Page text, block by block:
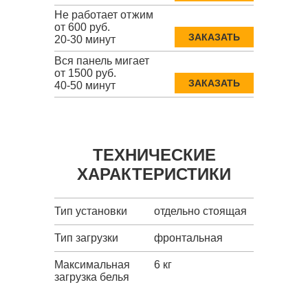
Не работает отжим
от 600 руб.
20-30 минут
ЗАКАЗАТЬ
Вся панель мигает
от 1500 руб.
40-50 минут
ЗАКАЗАТЬ
ТЕХНИЧЕСКИЕ
ХАРАКТЕРИСТИКИ
Тип установки отдельно стоящая
Тип загрузки фронтальная
Максимальная
загрузка белья
6 кг